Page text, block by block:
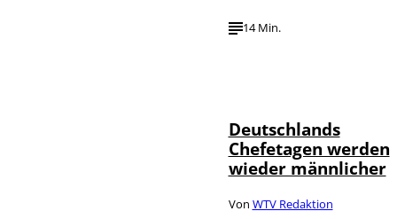
14 Min.
Deutschlands
Chefetagen werden
wieder männlicher
Von WTV Redaktion